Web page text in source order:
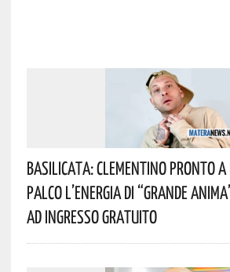
Basilicata: Clementino Pronto
Palco L’energia Di “Grande
Ad Ingresso Gratuito